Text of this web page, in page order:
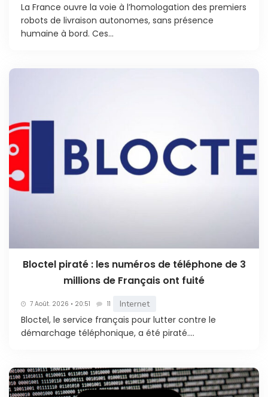
La France ouvre la voie à l’homologation des premiers
robots de livraison autonomes, sans présence
humaine à bord. Ces...
Bloctel piraté : les numéros de téléphone de 3
millions de Français ont fuité
7 Août. 2026 • 20:51 11 Internet
Bloctel, le service français pour lutter contre le
démarchage téléphonique, a été piraté....